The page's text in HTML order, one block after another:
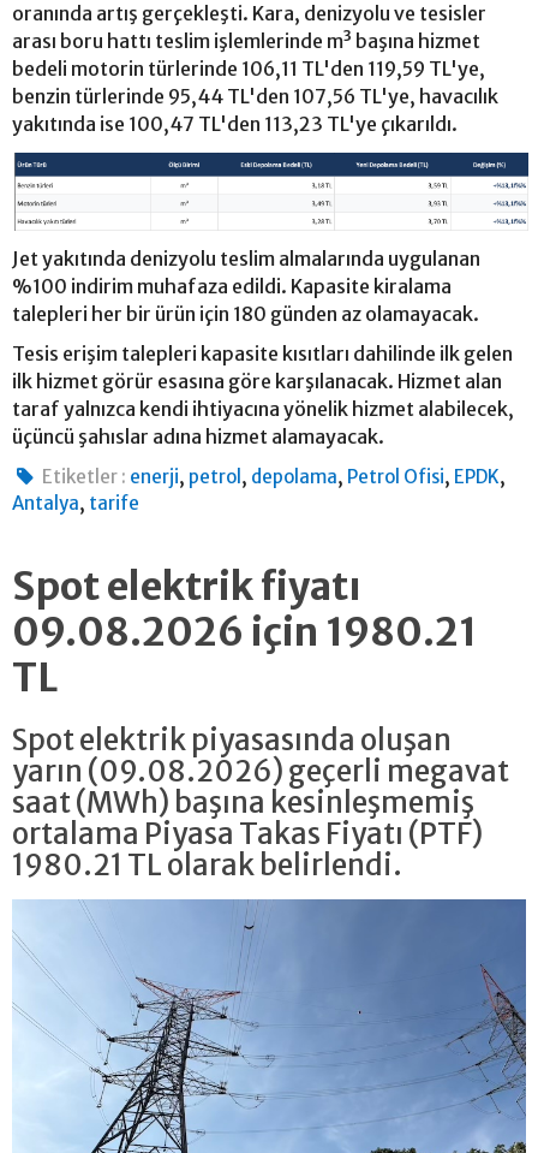
oranında artış gerçekleşti. Kara, denizyolu ve tesisler
arası boru hattı teslim işlemlerinde m³ başına hizmet
bedeli motorin türlerinde 106,11 TL'den 119,59 TL'ye,
benzin türlerinde 95,44 TL'den 107,56 TL'ye, havacılık
yakıtında ise 100,47 TL'den 113,23 TL'ye çıkarıldı.
Jet yakıtında denizyolu teslim almalarında uygulanan
%100 indirim muhafaza edildi. Kapasite kiralama
talepleri her bir ürün için 180 günden az olamayacak.
Tesis erişim talepleri kapasite kısıtları dahilinde ilk gelen
ilk hizmet görür esasına göre karşılanacak. Hizmet alan
taraf yalnızca kendi ihtiyacına yönelik hizmet alabilecek,
üçüncü şahıslar adına hizmet alamayacak.
Etiketler : enerji, petrol , depolama, Petrol Ofisi, EPDK,
Antalya, tarife
Spot elektrik fiyatı
09.08.2026 için 1980.21
TL
Spot elektrik piyasasında oluşan
yarın (09.08.2026) geçerli megavat
saat (MWh) başına kesinleşmemiş
ortalama Piyasa Takas Fiyatı (PTF)
1980.21 TL olarak belirlendi.